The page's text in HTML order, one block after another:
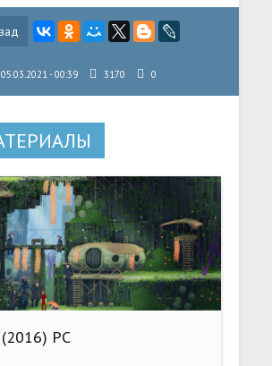
05.03.2021 - 00:39 3170 0
PC